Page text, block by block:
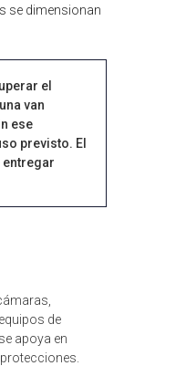
se dimensionan
el
van
ese
previsto. El
de
apoya en